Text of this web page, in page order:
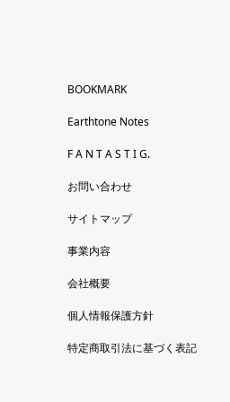
BOOKMARK
Earthtone Notes
F A N T A S T I G.
お問い合わせ
サイトマップ
事業内容
会社概要
個人情報保護方針
特定商取引法に基づく表記